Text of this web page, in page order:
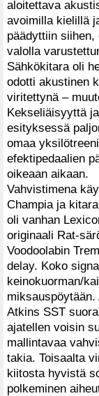
aloitettava
avoimilla kielillä
päädyttiin
valolla
Sähkökitara oli
odotti akustinen
viritettynä –
Kekseliäisyyttä
esityksessä
omaa
efektipedaalien
oikeaan aikaan.
Vahvistimena
Champia ja
oli vanhan
originaali Rat-
Voodoolabin
delay. Koko
keinokuorman/
Atkins SST
ajatellen voisin
mallintavaa
takia. Toisaalta
kiitosta hyvistä
polkeminen